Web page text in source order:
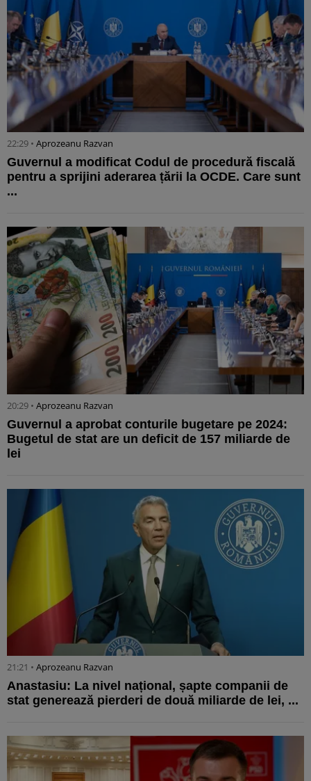
22:29 • Aprozeanu Razvan
Guvernul a modificat Codul de procedură fiscală
pentru a sprijini aderarea țării la OCDE. Care sunt
...
20:29 • Aprozeanu Razvan
Guvernul a aprobat conturile bugetare pe 2024:
Bugetul de stat are un deficit de 157 miliarde de
lei
21:21 • Aprozeanu Razvan
Anastasiu: La nivel național, șapte companii de
stat generează pierderi de două miliarde de lei, ...